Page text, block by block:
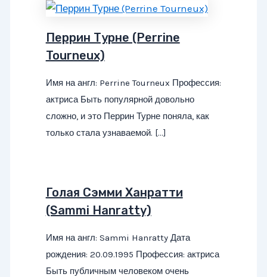
Перрин Турне (Perrine
Tourneux)
Имя на англ: Perrine Tourneux Профессия:
актриса Быть популярной довольно
сложно, и это Перрин Турне поняла, как
только стала узнаваемой. […]
Голая Сэмми Ханратти
(Sammi Hanratty)
Имя на англ: Sammi Hanratty Дата
рождения: 20.09.1995 Профессия: актриса
Быть публичным человеком очень